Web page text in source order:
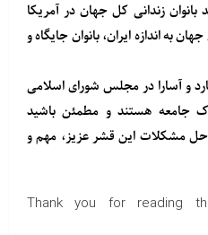
به این که " ۳۰ درصد بانوان زندانی کل جهان در آمریکا
به اندازه ایران، بانوان جایگاه و
و آسارا در مجلس شورای اسلامی
جامعه هستند و مطمئن باشید
حل مشکلات این قشر عزیز، مهم و
Thank you for reading